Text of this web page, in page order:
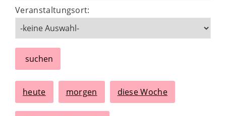
Veranstaltungsort:
suchen
heute morgen diese Woche